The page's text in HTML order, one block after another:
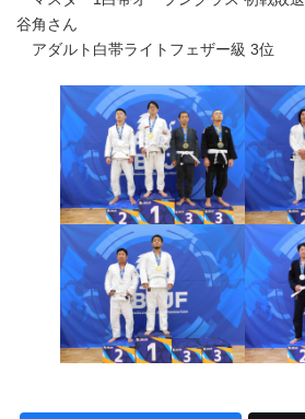
谷角さん
アダルト白帯ライトフェザー級 3位